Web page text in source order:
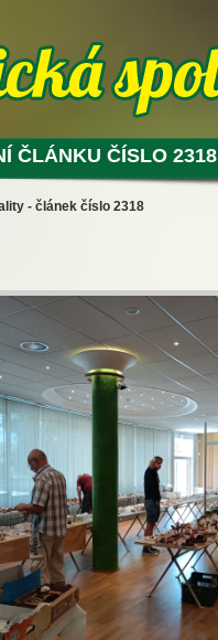
ČLÁNKU ČÍSLO 2318
- článek číslo 2318